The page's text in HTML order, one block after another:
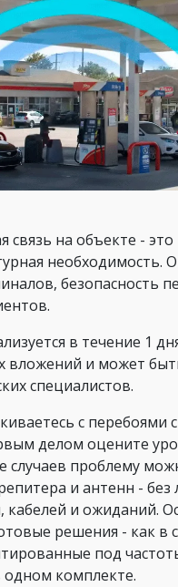
связь на объекте - это
необходимость.
безопасность
в течение 1
вложений и может
специалистов.
с перебоями
делом оцените
случаев проблему
и антенн -
и ожиданий.
решения - как в
под
комплекте.